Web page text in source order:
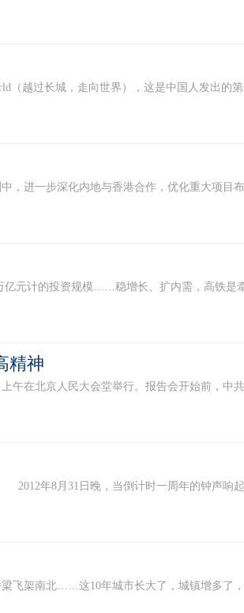
（越过长城，走向世界），这是中国人发出的
进一步深化内地与香港合作，优化重大项
元计的投资规模……稳增长、扩内需，高铁
精神
在北京人民大会堂举行。报告会开始前，中
年8月31日晚，当倒计时一周年的钟声响起
飞架南北……这10年城市长大了，城镇增多